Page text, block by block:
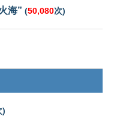
海” (50,080次)
)